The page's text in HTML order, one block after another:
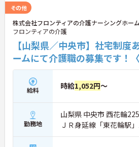
その他
株式会社フロンティアの介護ナーシングホ
フロンティアの介護
【山梨県／中央市】社宅制
ームにて介護職の募集です！
給料 時給1,052円～
勤務地
山梨県 中央市 西花輪
ＪＲ身延線「東花輪駅